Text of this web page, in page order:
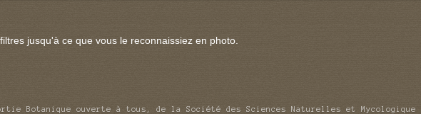
jusqu'à ce que vous le reconnaissiez en photo.
Botanique ouverte à tous, de la Société des Sciences Naturelles et Mycologique